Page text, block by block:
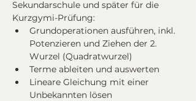
Sekundarschule und später für die
Kurzgymi-Prüfung:
Grundoperationen ausführen, inkl.
Potenzieren und Ziehen der 2.
Wurzel (Quadratwurzel)
Terme ableiten und auswerten
Lineare Gleichung mit einer
Unbekannten lösen